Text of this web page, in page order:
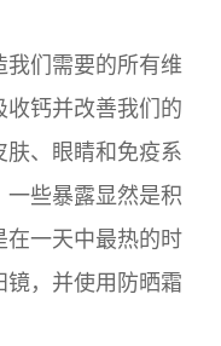
我们需要的所有维
收钙并改善我们的
、眼睛和免疫系
些暴露显然是积
在一天中最热的时
，并使用防晒霜